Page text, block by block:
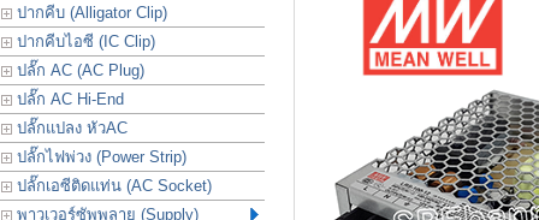
ปากคีบ (Alligator Clip)
ปากคีบไอซี (IC Clip)
ปลั๊ก AC (AC Plug)
ปลั๊ก AC Hi-End
ปลั๊กแปลง หัวAC
ปลั๊กไฟพ่วง (Power Strip)
ปลั๊กเอซีติดแท่น (AC Socket)
พาวเวอร์ซัพพลาย (Supply)